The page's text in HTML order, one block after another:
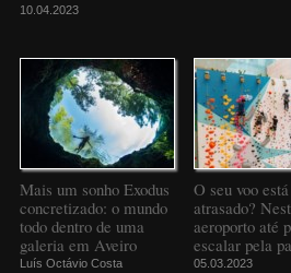
10.04.2023
Mais um sonho Exodus
concretizado: o mundo
todo dentro de uma
galeria em Aveiro
Luís Octávio Costa
O seu voo está
atrasado?
aeroporto até
escalar pela
05.03.2023